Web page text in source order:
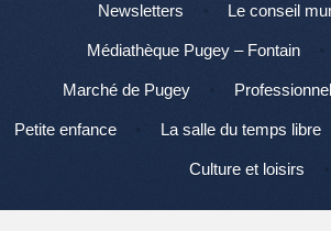
Newsletters Le conseil
Médiathèque Pugey – Fontain
Marché de Pugey
Petite enfance La salle du temps libre
Culture et loisirs